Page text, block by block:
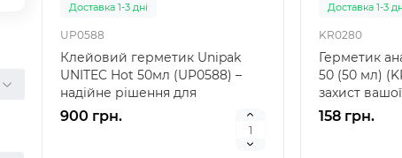
Доставка 1-3 дні
UP0588
Клейовий герметик Unipak
UNITEC Hot 50мл (UP0588) –
надійне рішення для
сантехнічних робіт Анаеробн..
900 грн.
Доставка 1-3
KR0280
Герметик
50 (50 мл)
захист
Герметик
158 грн.